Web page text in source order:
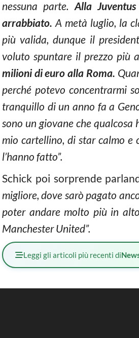
nessuna parte. Alla
arrabbiato.A metà luglio, la
più valida, dunque il
voluto spuntare il prezzo più
milioni di euro alla Roma.
perché potevo concentrarmi
tranquillo di un anno fa a
sono un giovane che qualcosa
mio cartellino, di star calmo e
l’hanno fatto”.
Schick poi sorprende
migliore, dove sarò pagato
poter andare molto più in
Manchester United”.
Leggi gli articoli più recenti di